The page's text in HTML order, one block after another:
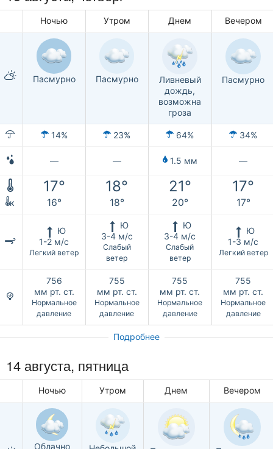
Ночью Утром Днем Вечером
Пасмурно Пасмурно
Ливневый
дождь,
возможна
гроза
Пасмурно
14% 23% 64% 34%
— — 1.5 мм —
17° 18° 21° 17°
к 16° 18° 20° 17°
Ю
1-2 м/с
Легкий ветер
Ю
3-4 м/с
Слабый
ветер
Ю
3-4 м/с
Слабый
ветер
Ю
1-3 м/с
Легкий ветер
756
мм рт. ст.
Нормальное
давление
755
мм рт. ст.
Нормальное
давление
755
мм рт. ст.
Нормальное
давление
755
мм рт. ст.
Нормальное
давление
Подробнее
14 августа, пятница
Ночью Утром Днем Вечером
Облачно